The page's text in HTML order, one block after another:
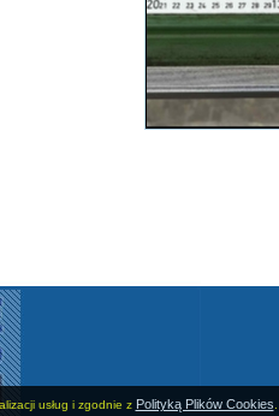
usług i zgodnie z Polityką Plików Cookies